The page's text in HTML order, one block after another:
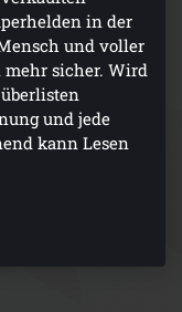
in der
und voller
sicher. Wird
und jede
kann Lesen